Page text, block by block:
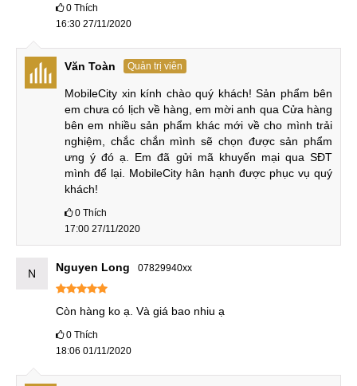
Xiaomi có tích hợp trên Mi 9T tính năng Dual Turbo nhằm tối
đối với Xiaomi và khiến cá nhân mình khá bất ngờ, việc làm
này phải chăng Xiaomi đang hướng trực tiếp vào phân khúc
khách hàng muốn trải nghiệm game trên những thiết bị đi
Camera thò thụt
Camera selfie của Xiaomi Mi 9T có độ phân giải 20MP, khẩu
điểm ảnh là 1.8 micromet, cho ra những tấm hình selfie sắc
nét và đẹp mắt. Điều đặc biệt là camera được thiết kế dạng
chuyển động nằm bên trong máy, giúp tối ưu không gian
màn hình hiển thị phía trước.
0 Thích
16:30 27/11/2020
Văn Toàn Quản trị viên
MobileCity xin kính chào quý khách! Sản phẩm bên
em chưa có lịch về hàng, em mời anh qua Cửa hàng
bên em nhiều sản phẩm khác mới về cho mình trải
nghiệm, chắc chắn mình sẽ chọn được sản phẩm
ưng ý đó ạ. Em đã gửi mã khuyến mại qua SĐT
mình để lại. MobileCity hân hạnh được phục vụ quý
khách!
0 Thích
17:00 27/11/2020
N Nguyen Long 07829940xx
Còn hàng ko ạ. Và giá bao nhiu ạ
0 Thích
18:06 01/11/2020